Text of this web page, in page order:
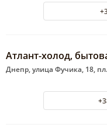
Атлант-холод,
Днепр, улица Фучика, 18,